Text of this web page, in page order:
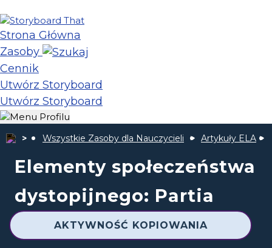
Strona Główna
Zasoby
Cennik
Utwórz Storyboard
Utwórz Storyboard
Wszystkie Zasoby dla Nauczycieli Artykuły ELA
Elementy społeczeństwa
dystopijnego: Partia
AKTYWNOŚĆ KOPIOWANIA